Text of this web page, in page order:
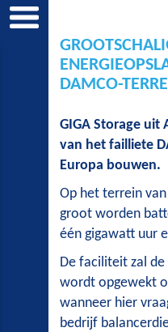
DAMCO-
GIGA Storage uit
van het failliete
Europa bouwen.
Op het terrein
groot worden
één gigawatt uur
De faciliteit zal
wordt opgewekt
wanneer hier
bedrijf